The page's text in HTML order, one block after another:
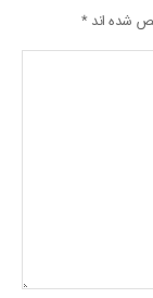
شده اند*